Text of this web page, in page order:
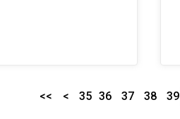
<< < 35 36 37 38 39